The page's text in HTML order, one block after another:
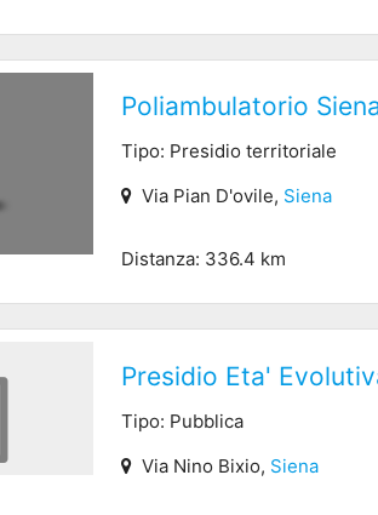
Poliambulatorio
Tipo: Presidio territoriale
Via Pian D'ovile, Siena
Distanza: 336.4 km
Presidio Eta'
Tipo: Pubblica
Via Nino Bixio, Siena